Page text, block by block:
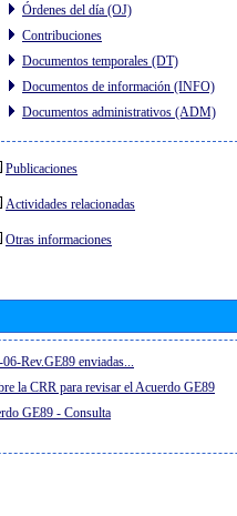
Órdenes del día (OJ)
Contribuciones
Documentos temporales (DT)
Documentos de información (INFO)
Documentos administrativos (ADM)
Publicaciones
Actividades relacionadas
Otras informaciones
Rev.GE89 enviadas...
la CRR para revisar el Acuerdo GE89
GE89 - Consulta